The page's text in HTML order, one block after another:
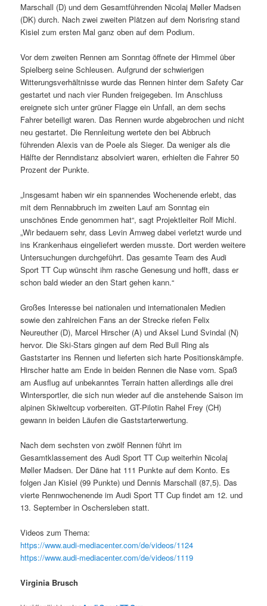
Marschall (D) und dem Gesamtführenden Nicolaj Møller Madsen
(DK) durch. Nach zwei zweiten Plätzen auf dem Norisring stand
Kisiel zum ersten Mal ganz oben auf dem Podium.
Vor dem zweiten Rennen am Sonntag öffnete der Himmel über
Spielberg seine Schleusen. Aufgrund der schwierigen
Witterungsverhältnisse wurde das Rennen hinter dem Safety Car
gestartet und nach vier Runden freigegeben. Im Anschluss
ereignete sich unter grüner Flagge ein Unfall, an dem sechs
Fahrer beteiligt waren. Das Rennen wurde abgebrochen und nicht
neu gestartet. Die Rennleitung wertete den bei Abbruch
führenden Alexis van de Poele als Sieger. Da weniger als die
Hälfte der Renndistanz absolviert waren, erhielten die Fahrer 50
Prozent der Punkte.
„Insgesamt haben wir ein spannendes Wochenende erlebt, das
mit dem Rennabbruch im zweiten Lauf am Sonntag ein
unschönes Ende genommen hat“, sagt Projektleiter Rolf Michl.
„Wir bedauern sehr, dass Levin Amweg dabei verletzt wurde und
ins Krankenhaus eingeliefert werden musste. Dort werden weitere
Untersuchungen durchgeführt. Das gesamte Team des Audi
Sport TT Cup wünscht ihm rasche Genesung und hofft, dass er
schon bald wieder an den Start gehen kann.“
Großes Interesse bei nationalen und internationalen Medien
sowie den zahlreichen Fans an der Strecke riefen Felix
Neureuther (D), Marcel Hirscher (A) und Aksel Lund Svindal (N)
hervor. Die Ski-Stars gingen auf dem Red Bull Ring als
Gaststarter ins Rennen und lieferten sich harte Positionskämpfe.
Hirscher hatte am Ende in beiden Rennen die Nase vorn. Spaß
am Ausflug auf unbekanntes Terrain hatten allerdings alle drei
Wintersportler, die sich nun wieder auf die anstehende Saison im
alpinen Skiweltcup vorbereiten. GT-Pilotin Rahel Frey (CH)
gewann in beiden Läufen die Gaststarterwertung.
Nach dem sechsten von zwölf Rennen führt im
Gesamtklassement des Audi Sport TT Cup weiterhin Nicolaj
Møller Madsen. Der Däne hat 111 Punkte auf dem Konto. Es
folgen Jan Kisiel (99 Punkte) und Dennis Marschall (87,5). Das
vierte Rennwochenende im Audi Sport TT Cup findet am 12. und
13. September in Oschersleben statt.
Videos zum Thema:
https://www.audi-mediacenter.com/de/videos/1124
https://www.audi-mediacenter.com/de/videos/1119
Virginia Brusch